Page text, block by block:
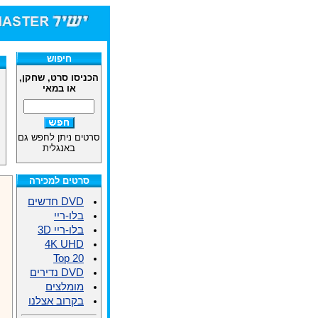
חיפוש
הכניסו סרט, שחקן,
או במאי
סרטים ניתן לחפש גם
באנגלית
סרטים למכירה
DVD חדשים
בלו-ריי
בלו-ריי 3D
4K UHD
Top 20
DVD נדירים
מומלצים
בקרוב אצלנו